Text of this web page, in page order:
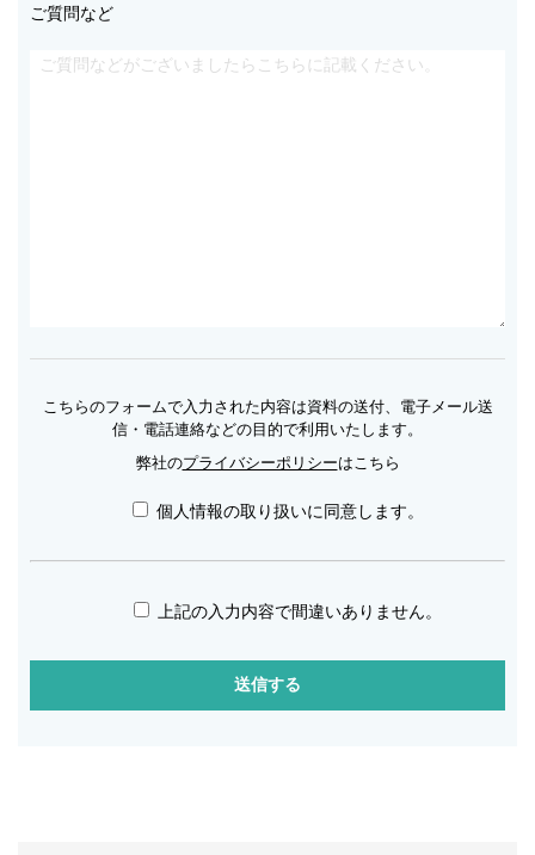
ご質問など
こちらのフォームで入力された内容は資料の送付、電子メール送
信・電話連絡などの目的で利用いたします。
弊社のプライバシーポリシーはこちら
個人情報の取り扱いに同意します。
上記の入力内容で間違いありません。